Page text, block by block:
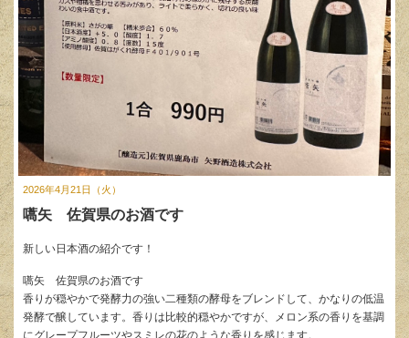
2026年4月21日（火）
嚆矢 佐賀県のお酒です
新しい日本酒の紹介です！
嚆矢 佐賀県のお酒です
香りが穏やかで発酵力の強い二種類の酵母をブレンドして、かなりの低温
発酵で醸しています。香りは比較的穏やかですが、メロン系の香りを基調
にグレープフルーツやスミレの花のような香りを感じます。